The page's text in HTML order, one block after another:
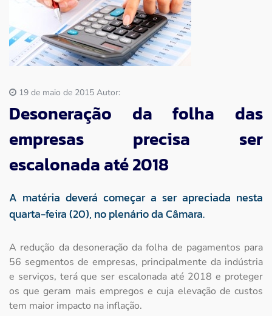
Imprensa
Contato
19 de maio de 2015 Autor:
Desoneração da folha das
empresas precisa ser
escalonada até 2018
A matéria deverá começar a ser apreciada nesta
quarta-feira (20), no plenário da Câmara.
A redução da desoneração da folha de pagamentos para
56 segmentos de empresas, principalmente da indústria
e serviços, terá que ser escalonada até 2018 e proteger
os que geram mais empregos e cuja elevação de custos
tem maior impacto na inflação.